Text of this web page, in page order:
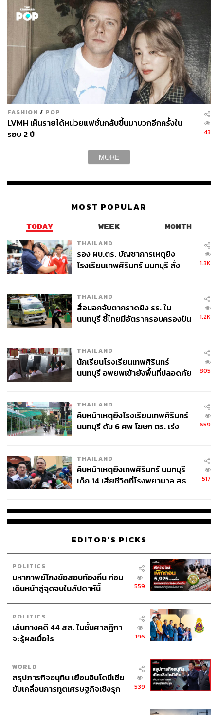
FASHION / POP
LVMH เห็นรายได้หน่วยแฟชั่นกลับขึ้นมาบวกอีกครั้งใน
รอบ 2 ปี
43
MORE
MOST POPULAR
TODAY WEEK MONTH
THAILAND
รอง ผบ.ตร. บัญชาการเหตุยิง
โรงเรียนเทพศิรินทร์ นนทบุรี สั่ง
1.3K
THAILAND
สื่อนอกจับตากราดยิง รร. ใน
นนทบุรี ชี้ไทยมีอัตราครอบครองปืน
1.2K
THAILAND
นักเรียนโรงเรียนเทพศิรินทร์
นนทบุรี อพยพเข้ายังพื้นที่ปลอดภัย
805
THAILAND
คืบหน้าเหตุยิงโรงเรียนเทพศิรินทร์
นนทบุรี ดับ 6 ศพ โฆษก ตร. เร่ง
659
THAILAND
คืบหน้าเหตุยิงเทพศิรินทร์ นนทบุรี
เด็ก 14 เสียชีวิตที่โรงพยาบาล สธ.
517
EDITOR'S PICKS
POLITICS
มหากาพย์โกงข้อสอบท้องถิ่น ก่อน
เดินหน้าสู่จุดจบในสัปดาห์นี้
559
POLITICS
เส้นทางคดี 44 สส. ในชั้นศาลฎีกา
จะรู้ผลเมื่อไร
196
WORLD
สรุปภารกิจอนุทิน เยือนอินโดนีเซีย
ขับเคลื่อนการทูตเศรษฐกิจเชิงรุก
539